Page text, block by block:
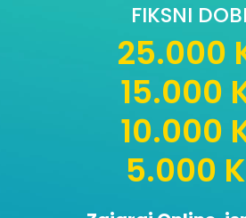
FIKSNI
25.000
15.000
10.000
5.000